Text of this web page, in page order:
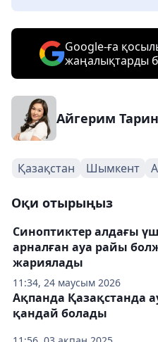
Google-ға
жаңалықтарды
Айгерим
Қазақстан Шымкент
Оқи отырыңыз
11:34, 24 маусым 2026
Синоптиктер алдағы
арналған ауа райы
жариялады
Ақпанда Қазақстанда
қандай болады